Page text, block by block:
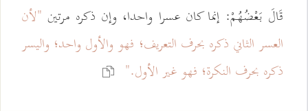
قَالَ بَعْضُهُمْ: إنما كان عسرا واحدا، وإن ذكره مرتين "لأن
العسر الثاني ذكره بحرف التعريف؛ فهو والأول واحد؛ واليسر
ذكره بحرف النكرة؛ فهو غير الأول."